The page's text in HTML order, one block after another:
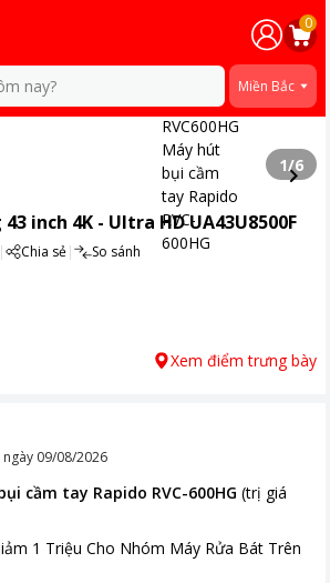
0
nay? Miền Bắc
1/6
inch 4K - Ultra HD UA43U8500F
| Chia sẻ| So sánh
Xem điểm trưng bày
09/08/2026
cầm tay Rapido RVC-600HG (trị giá
1 Triệu Cho Nhóm Máy Rửa Bát Trên